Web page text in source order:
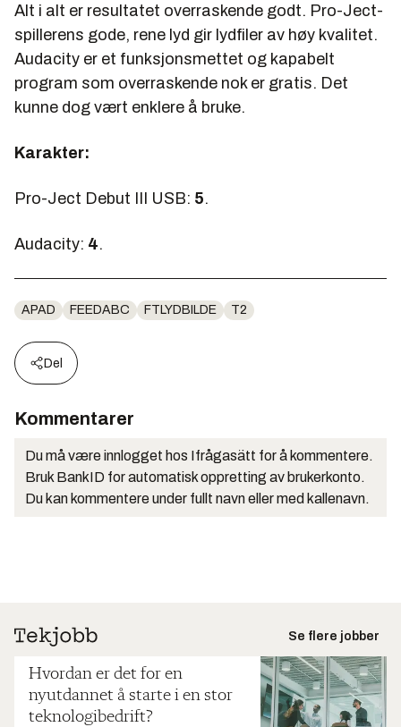
Alt i alt er resultatet overraskende godt. Pro-Ject-
spillerens gode, rene lyd gir lydfiler av høy kvalitet.
Audacity er et funksjonsmettet og kapabelt
program som overraskende nok er gratis. Det
kunne dog vært enklere å bruke.
Karakter:
Pro-Ject Debut III USB: 5.
Audacity: 4.
APAD FEEDABC FTLYDBILDE T2
Del
Kommentarer
Du må være innlogget hos Ifrågasätt for å kommentere.
Bruk BankID for automatisk oppretting av brukerkonto.
Du kan kommentere under fullt navn eller med kallenavn.
Se flere jobber
Hvordan er det for en
nyutdannet å starte i en stor
teknologibedrift?